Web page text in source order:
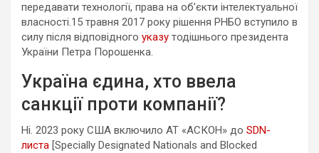
передавати технології, права на об’єкти інтелектуальної
власності.15 травня 2017 року рішення РНБО вступило в
силу після відповідного указу тодішнього президента
України Петра Порошенка.
Україна єдина, хто ввела
санкції проти компанії?
Ні. 2023 року США включило АТ «АСКОН» до SDN-
листа [Specially Designated Nationals and Blocked